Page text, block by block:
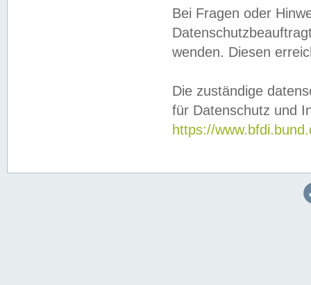
Bei Fragen oder
wenden. Diesen
Die zuständige
für Datenschutz und
https://